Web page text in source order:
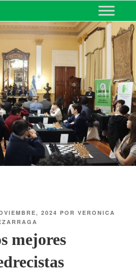
DE EDUCACIÓN
2024 PORVERONICA
mejores